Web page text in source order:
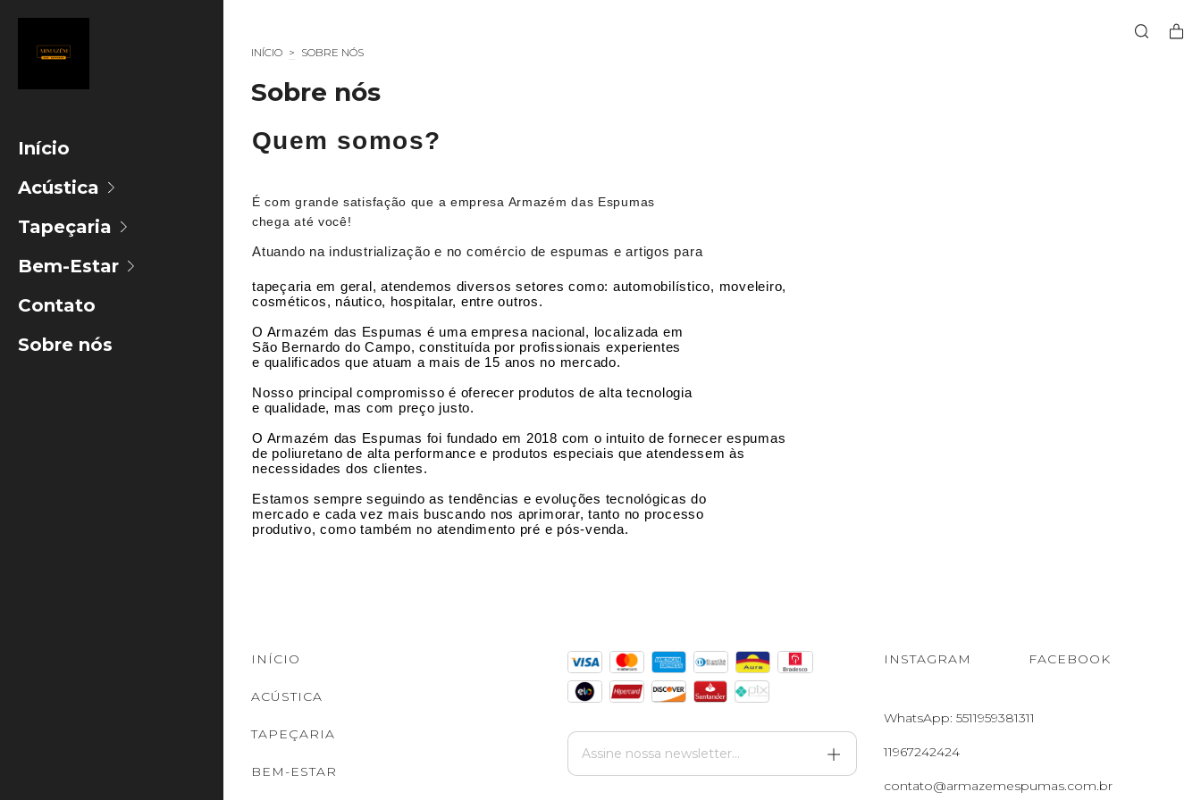
Início
Acústica
Tapeçaria
Bem-Estar
Contato
Sobre nós
INÍCIO > SOBRE NÓS
Sobre nós
Quem somos?
É com grande satisfação que a empresa Armazém das Espumas
chega até você!
Atuando na industrialização e no comércio de espumas e artigos para
tapeçaria em geral, atendemos diversos setores como: automobilístico, moveleiro,
cosméticos, náutico, hospitalar, entre outros.
O Armazém das Espumas é uma empresa nacional, localizada em
São Bernardo do Campo, constituída por profissionais experientes
e qualificados que atuam a mais de 15 anos no mercado.
Nosso principal compromisso é oferecer produtos de alta tecnologia
e qualidade, mas com preço justo.
O Armazém das Espumas foi fundado em 2018 com o intuito de fornecer espumas
de poliuretano de alta performance e produtos especiais que atendessem às
necessidades dos clientes.
Estamos sempre seguindo as tendências e evoluções tecnológicas do
mercado e cada vez mais buscando nos aprimorar, tanto no processo
produtivo, como também no atendimento pré e pós-venda.
INÍCIO
ACÚSTICA
TAPEÇARIA
BEM-ESTAR
INSTAGRAM FACEBOOK
WhatsApp: 5511959381311
11967242424
contato@armazemespumas.com.br